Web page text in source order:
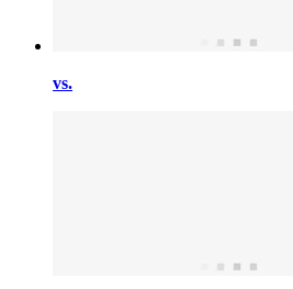
vs.